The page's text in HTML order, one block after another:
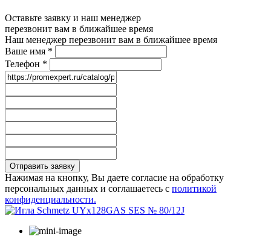
Оставьте заявку и наш менеджер
перезвонит вам в ближайшее время
Наш менеджер перезвонит вам в ближайшее время
Ваше имя *
Телефон *
Отправить заявку
Нажимая на кнопку, Вы даете согласие на обработку
персональных данных и соглашаетесь с политикой
конфиденциальности.